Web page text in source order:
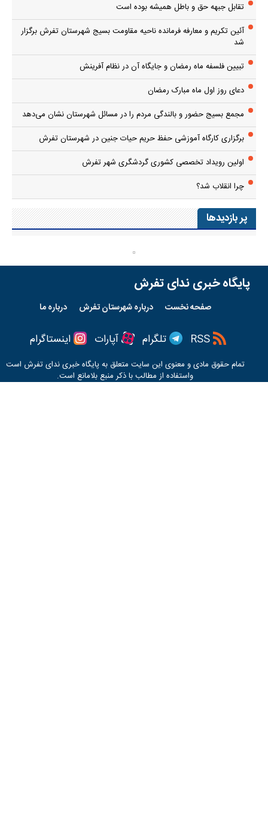
تقابل جبهه حق و باطل همیشه بوده است
آئین تکریم و معارفه فرمانده ناحیه مقاومت بسیج شهرستان تفرش برگزار
شد
تبیین فلسفه ماه رمضان و جایگاه آن در نظام آفرینش
دعای روز اول ماه مبارک رمضان
مجمع بسیج حضور و بالندگی مردم را در مسائل شهرستان نشان می‌دهد
برگزاری کارگاه آموزشی حفظ حریم حیات جنین در شهرستان تفرش
اولین رویداد تخصصی کشوری گردشگری شهر تفرش
چرا انقلاب شد؟
پر بازدیدها
پایگاه خبری ندای تفرش
صفحه نخست درباره شهرستان تفرش درباره ما
تلگرام آپارات اینستاگرام
تمام حقوق مادی و معنوی این سایت متعلق به پایگاه خبریندای تفرش است
واستفاده از مطالب با ذکر منبع بلامانع است.